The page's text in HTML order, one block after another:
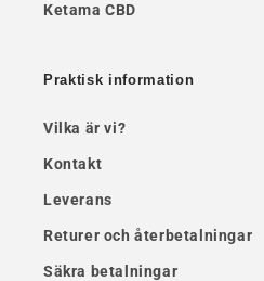
Ketama CBD
Praktisk information
Vilka är vi?
Kontakt
Leverans
Returer och återbetalningar
Säkra betalningar